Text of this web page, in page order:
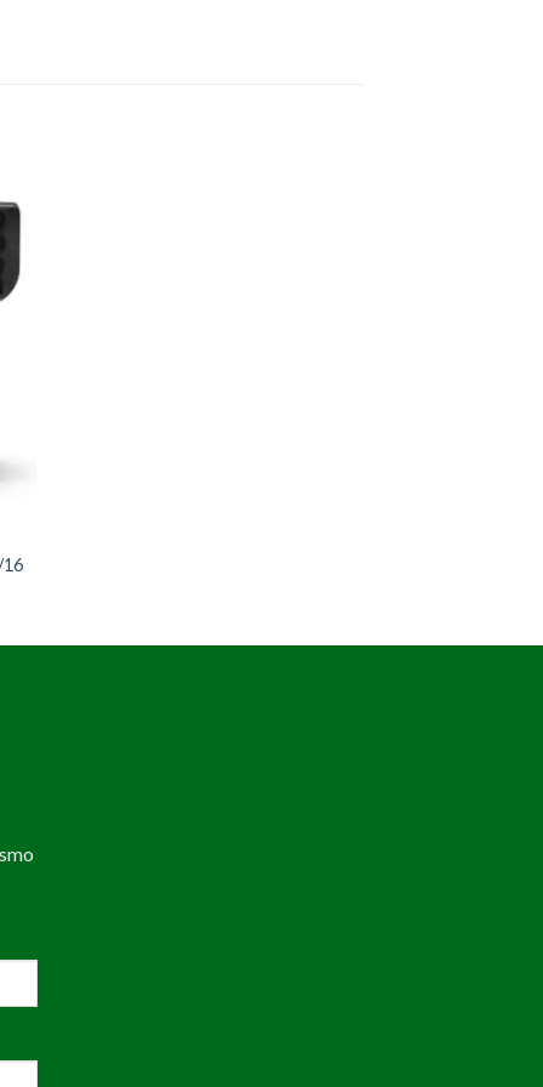
16